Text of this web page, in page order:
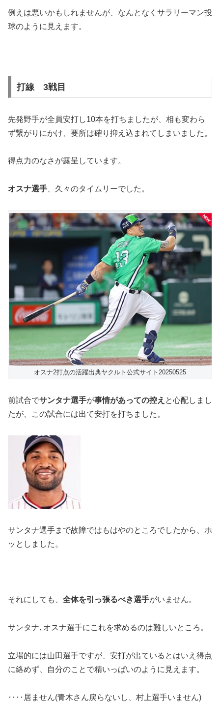
例えは悪いかもしれませんが、なんとなくサラリーマン投
球のように見えます。
打線 3戦目
先発野手が全員安打し10本を打ちましたが、相も変わら
ず繋がりにかけ、要所は確り抑え込まれてしまいました。
得点力のなさが露呈しています。
オスナ選手 、久々のタイムリーでした。
オスナ2打点の活躍出典ヤクルト公式サイト20250525
前試合でサンタナ選手が事情があっての控え と心配しまし
たが、この試合には出て安打を打ちました。
サンタナ選手まで故障ではもはやのところでしたから、ホ
ッとしました。
それにしても、 全体を引っ張るべき選手がいません。
サンタナ､オスナ選手にこれを求めるのは難しいところ。
立場的には山田選手ですが、安打が出ているとはいえ得点
に絡めず、自分のことで精いっぱいのように見えます。
････居ません(青木さん戻らないし、村上選手いません)